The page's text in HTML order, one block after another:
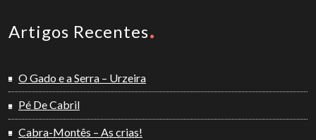
Artigos Recentes
O Gado e a Serra – Urzeira
Pé De Cabril
Cabra-Montês – As crias!